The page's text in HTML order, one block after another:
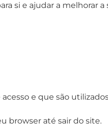
si e ajudar a melhorar a
e que são
browser até sair do site.